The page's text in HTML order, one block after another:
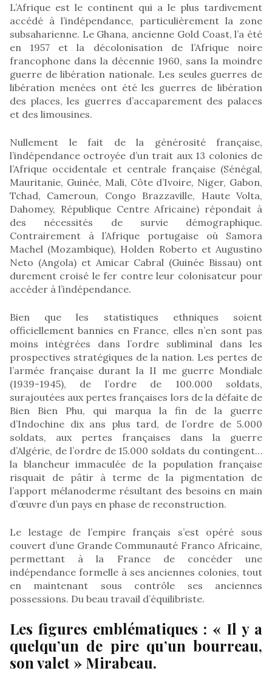
L’Afrique est le continent qui a le plus tardivement
accédé à l’indépendance, particulièrement la zone
subsaharienne. Le Ghana, ancienne Gold Coast, l’a été
en 1957 et la décolonisation de l’Afrique noire
francophone dans la décennie 1960, sans la moindre
guerre de libération nationale. Les seules guerres de
libération menées ont été les guerres de libération
des places, les guerres d’accaparement des palaces
et des limousines.
Nullement le fait de la générosité française,
l’indépendance octroyée d’un trait aux 13 colonies de
l’Afrique occidentale et centrale française (Sénégal,
Mauritanie, Guinée, Mali, Côte d’Ivoire, Niger, Gabon,
Tchad, Cameroun, Congo Brazzaville, Haute Volta,
Dahomey, République Centre Africaine) répondait à
des nécessités de survie démographique.
Contrairement à l’Afrique portugaise où Samora
Machel (Mozambique), Holden Roberto et Augustino
Neto (Angola) et Amicar Cabral (Guinée Bissau) ont
durement croisé le fer contre leur colonisateur pour
accéder à l’indépendance.
Bien que les statistiques ethniques soient
officiellement bannies en France, elles n’en sont pas
moins intégrées dans l’ordre subliminal dans les
prospectives stratégiques de la nation. Les pertes de
l’armée française durant la II me guerre Mondiale
(1939-1945), de l’ordre de 100.000 soldats,
surajoutées aux pertes françaises lors de la défaite de
Bien Bien Phu, qui marqua la fin de la guerre
d’Indochine dix ans plus tard, de l’ordre de 5.000
soldats, aux pertes françaises dans la guerre
d’Algérie, de l’ordre de 15.000 soldats du contingent…
la blancheur immaculée de la population française
risquait de pâtir à terme de la pigmentation de
l’apport mélanoderme résultant des besoins en main
d’œuvre d’un pays en phase de reconstruction.
Le lestage de l’empire français s’est opéré sous
couvert d’une Grande Communauté Franco Africaine,
permettant à la France de concéder une
indépendance formelle à ses anciennes colonies, tout
en maintenant sous contrôle ses anciennes
possessions. Du beau travail d’équilibriste.
Les figures emblématiques : « Il y a
quelqu’un de pire qu’un bourreau,
son valet » Mirabeau.